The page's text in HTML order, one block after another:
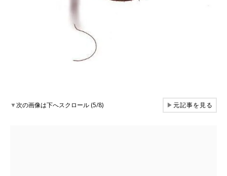
▼次の画像は下へスクロール (5/8) ▶元記事を見る